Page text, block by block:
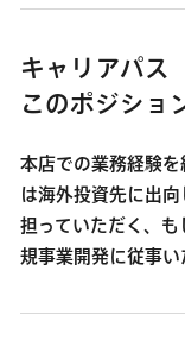
キャリアパス
このポジショ
本店での業務経験
は海外投資先に出
担っていただく、
規事業開発に従事い